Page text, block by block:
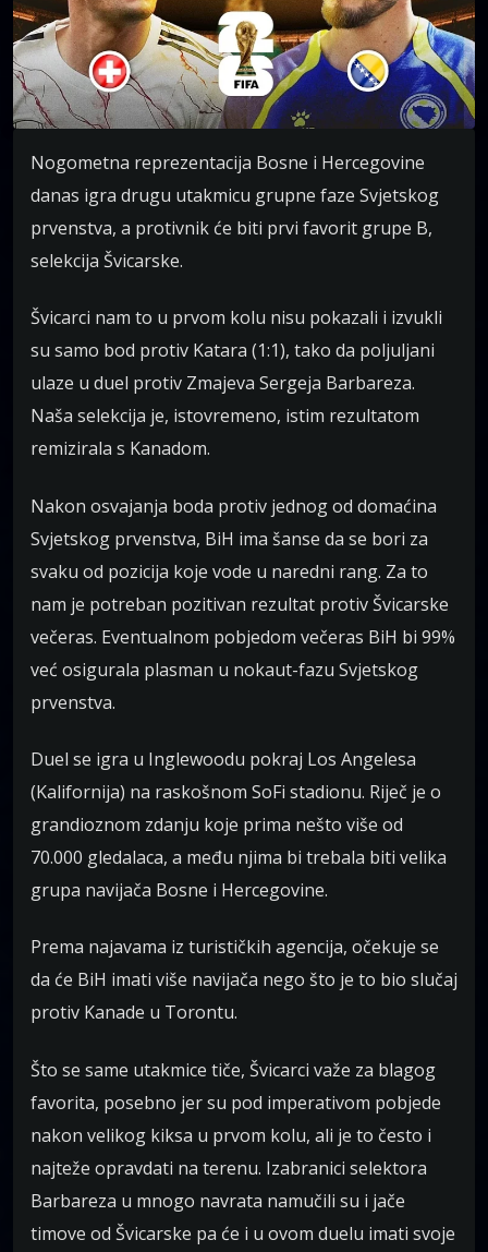
Nogometna reprezentacija Bosne i Hercegovine
danas igra drugu utakmicu grupne faze Svjetskog
prvenstva, a protivnik će biti prvi favorit grupe B,
selekcija Švicarske.
Švicarci nam to u prvom kolu nisu pokazali i izvukli
su samo bod protiv Katara (1:1), tako da poljuljani
ulaze u duel protiv Zmajeva Sergeja Barbareza.
Naša selekcija je, istovremeno, istim rezultatom
remizirala s Kanadom.
Nakon osvajanja boda protiv jednog od domaćina
Svjetskog prvenstva, BiH ima šanse da se bori za
svaku od pozicija koje vode u naredni rang. Za to
nam je potreban pozitivan rezultat protiv Švicarske
večeras. Eventualnom pobjedom večeras BiH bi 99%
već osigurala plasman u nokaut-fazu Svjetskog
prvenstva.
Duel se igra u Inglewoodu pokraj Los Angelesa
(Kalifornija) na raskošnom SoFi stadionu. Riječ je o
grandioznom zdanju koje prima nešto više od
70.000 gledalaca, a među njima bi trebala biti velika
grupa navijača Bosne i Hercegovine.
Prema najavama iz turističkih agencija, očekuje se
da će BiH imati više navijača nego što je to bio slučaj
protiv Kanade u Torontu.
Što se same utakmice tiče, Švicarci važe za blagog
favorita, posebno jer su pod imperativom pobjede
nakon velikog kiksa u prvom kolu, ali je to često i
najteže opravdati na terenu. Izabranici selektora
Barbareza u mnogo navrata namučili su i jače
timove od Švicarske pa će i u ovom duelu imati svoje